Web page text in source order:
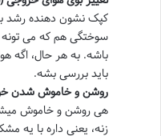
کپک نشون دهنده رشد
سوختگی هم که می
باشه. به هر حال، اگه
باید بررسی بشه.
روشن و خاموش شدن
هی روشن و خاموش
زنه، یعنی داره با یه